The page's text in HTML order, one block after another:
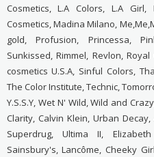
Cosmetics, L.A Colors, L.A
Cosmetics, Madina Milano,
gold, Profusion, Princessa,
Sunkissed, Rimmel, Revlon,
cosmetics U.S.A, Sinful Colors,
The Color Institute, Technic,
Y.S.S.Y, Wet N' Wild, Wild and
Clarity, Calvin Klein, Urban
Superdrug, Ultima II,
Sainsbury's, Lancôme, Cheeky